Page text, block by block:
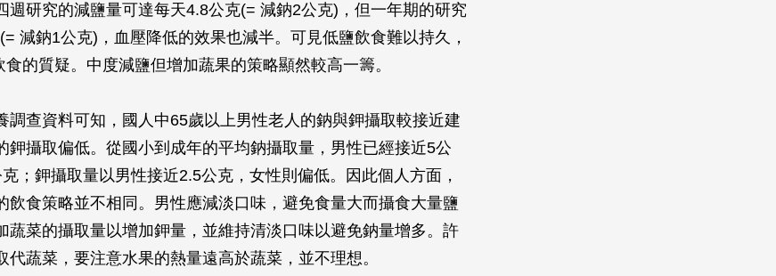
週研究的減鹽量可達每天4.8公克(= 減鈉2公克)，但一年期的研究
減鈉1公克)，血壓降低的效果也減半。可見低鹽飲食難以持久，
的質疑。中度減鹽但增加蔬果的策略顯然較高一籌。
調查資料可知，國人中65歲以上男性老人的鈉與鉀攝取較接近建
鉀攝取偏低。從國小到成年的平均鈉攝取量，男性已經接近5公
；鉀攝取量以男性接近2.5公克，女性則偏低。因此個人方面，
飲食策略並不相同。男性應減淡口味，避免食量大而攝食大量鹽
蔬菜的攝取量以增加鉀量，並維持清淡口味以避免鈉量增多。許
代蔬菜，要注意水果的熱量遠高於蔬菜，並不理想。